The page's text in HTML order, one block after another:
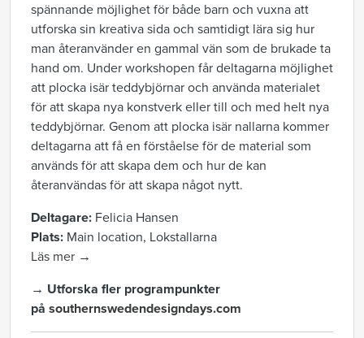
spännande möjlighet för både barn och vuxna att
utforska sin kreativa sida och samtidigt lära sig hur
man återanvänder en gammal vän som de brukade ta
hand om. Under workshopen får deltagarna möjlighet
att plocka isär teddybjörnar och använda materialet
för att skapa nya konstverk eller till och med helt nya
teddybjörnar. Genom att plocka isär nallarna kommer
deltagarna att få en förståelse för de material som
används för att skapa dem och hur de kan
återanvändas för att skapa något nytt.
Deltagare: Felicia Hansen
Plats: Main location, Lokstallarna
Läs mer →
→ Utforska fler programpunkter
på southernswedendesigndays.com